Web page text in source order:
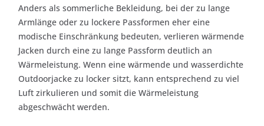
Anders als sommerliche Bekleidung, bei der zu lange
Armlänge oder zu lockere Passformen eher eine
modische Einschränkung bedeuten, verlieren wärmende
Jacken durch eine zu lange Passform deutlich an
Wärmeleistung. Wenn eine wärmende und wasserdichte
Outdoorjacke zu locker sitzt, kann entsprechend zu viel
Luft zirkulieren und somit die Wärmeleistung
abgeschwächt werden.